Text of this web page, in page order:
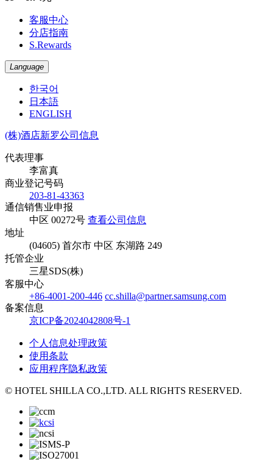
客服中心
分店指南
S.Rewards
Language
한국어
日本語
ENGLISH
(株)酒店新罗公司信息
代表理事
李富真
商业登记号码
203-81-43363
通信销售业申报
中区 00272号 查看公司信息
地址
(04605) 首尔市 中区 东湖路 249
托管企业
三星SDS(株)
客服中心
+86-4001-200-446 cc.shilla@partner.samsung.com
备案信息
京ICP备2024042808号-1
个人信息处理政策
使用条款
应用程序隐私政策
© HOTEL SHILLA CO.,LTD. ALL RIGHTS RESERVED.